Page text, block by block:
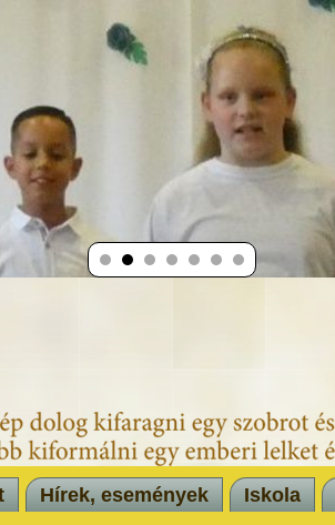
Hírek, események Iskola